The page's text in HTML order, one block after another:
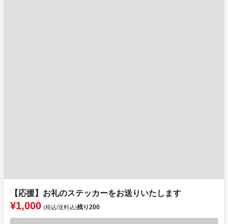
【応援】お礼のステッカーをお送りいたします
¥1,000 (税込/送料込)残り200